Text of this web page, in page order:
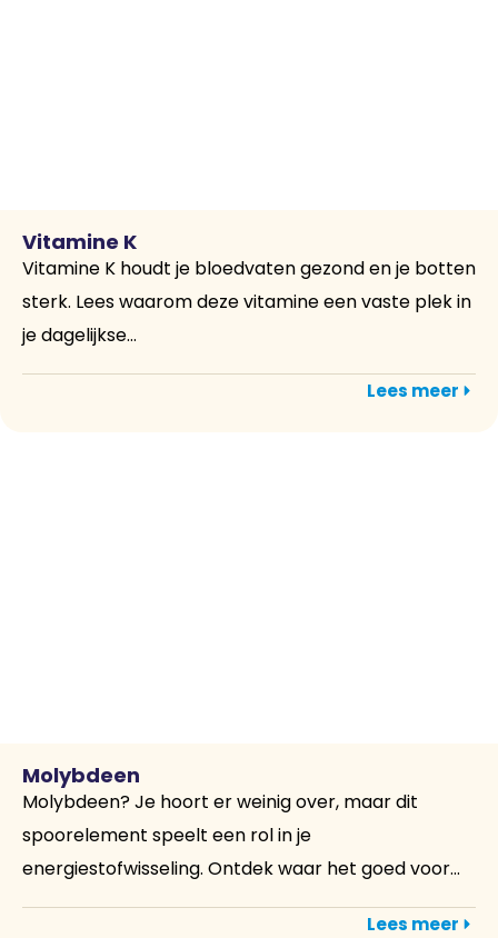
Vitamine K
Vitamine K houdt je bloedvaten gezond en je botten
sterk. Lees waarom deze vitamine een vaste plek in
je dagelijkse...
Lees meer
Molybdeen
Molybdeen? Je hoort er weinig over, maar dit
spoorelement speelt een rol in je
energiestofwisseling. Ontdek waar het goed voor...
Lees meer